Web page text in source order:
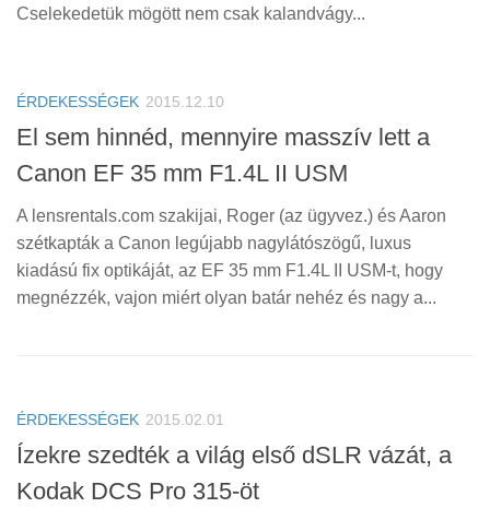
Cselekedetük mögött nem csak kalandvágy...
ÉRDEKESSÉGEK 2015.12.10
El sem hinnéd, mennyire masszív lett a
Canon EF 35 mm F1.4L II USM
A lensrentals.com szakijai, Roger (az ügyvez.) és Aaron
szétkapták a Canon legújabb nagylátószögű, luxus
kiadású fix optikáját, az EF 35 mm F1.4L II USM-t, hogy
megnézzék, vajon miért olyan batár nehéz és nagy a...
ÉRDEKESSÉGEK 2015.02.01
Ízekre szedték a világ első dSLR vázát, a
Kodak DCS Pro 315-öt